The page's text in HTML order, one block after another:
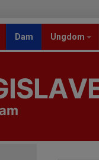
Dam Ungdom